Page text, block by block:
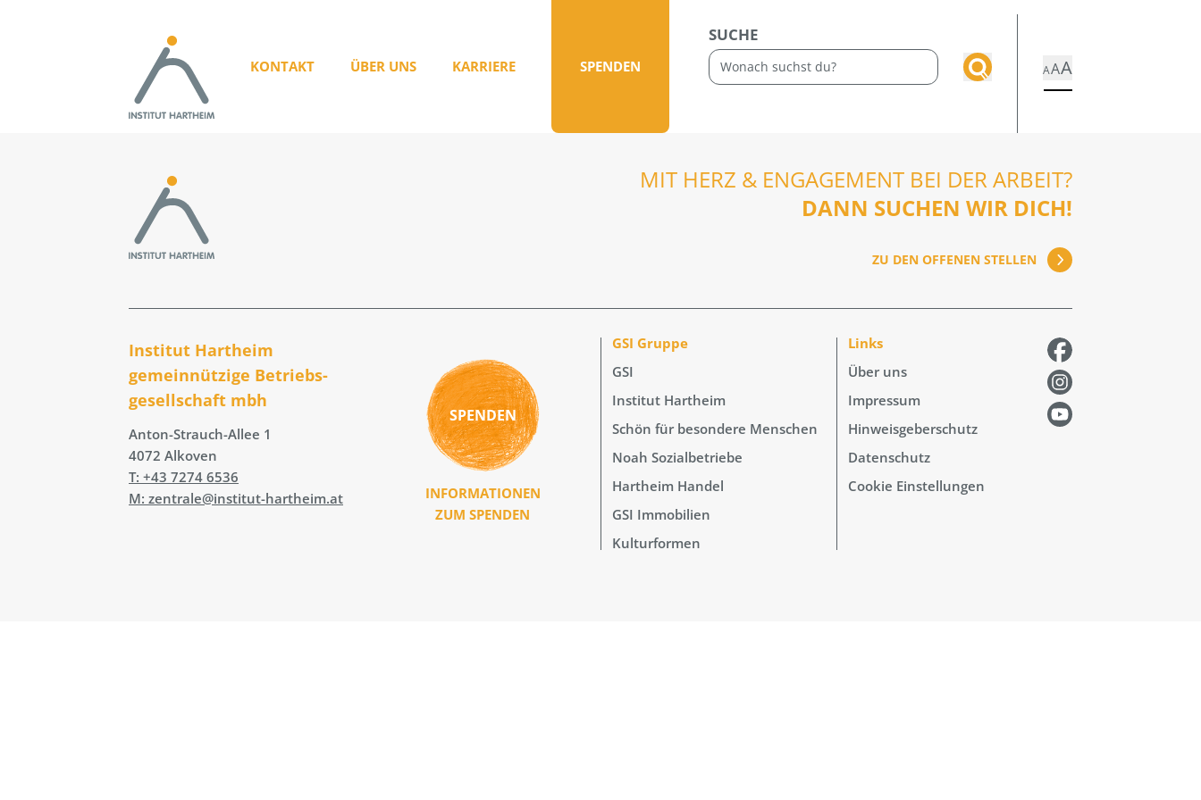
KONTAKT ÜBER UNS KARRIERE SPENDEN
SUCHE
AAA
MIT HERZ & ENGAGEMENT BEI DER ARBEIT?
DANN SUCHEN WIR DICH!
ZU DEN OFFENEN STELLEN
Institut Hartheim
gemeinnützige Betriebs­
gesellschaft mbh
Anton-Strauch-Allee 1
4072 Alkoven
T: +43 7274 6536
M: zentrale@institut-hartheim.at
SPENDEN
INFORMATIONEN
ZUM SPENDEN
GSI Gruppe
GSI
Institut Hartheim
Schön für besondere Menschen
Noah Sozialbetriebe
Hartheim Handel
GSI Immobilien
Kulturformen
Links
Über uns
Impressum
Hinweisgeberschutz
Datenschutz
Cookie Einstellungen